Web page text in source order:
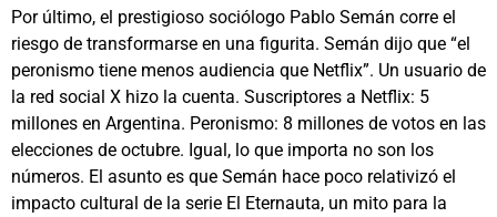
Por último, el prestigioso sociólogo Pablo Semán corre el
riesgo de transformarse en una figurita. Semán dijo que “el
peronismo tiene menos audiencia que Netflix”. Un usuario de
la red social X hizo la cuenta. Suscriptores a Netflix: 5
millones en Argentina. Peronismo: 8 millones de votos en las
elecciones de octubre. Igual, lo que importa no son los
números. El asunto es que Semán hace poco relativizó el
impacto cultural de la serie El Eternauta, un mito para la